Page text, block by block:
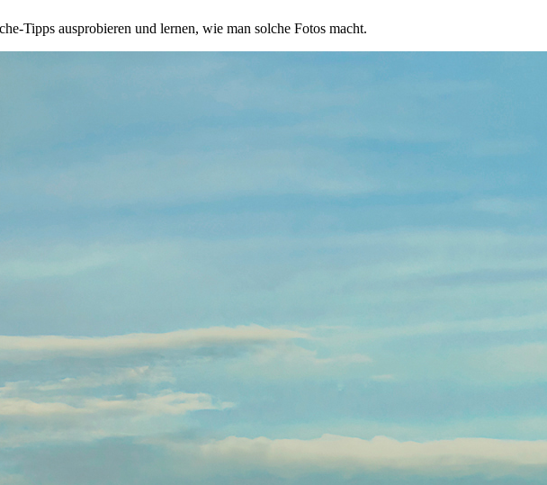
Tipps ausprobieren und lernen, wie man solche Fotos macht.